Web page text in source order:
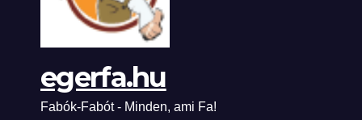
egerfa.hu
Fabók-Fabót - Minden, ami Fa!